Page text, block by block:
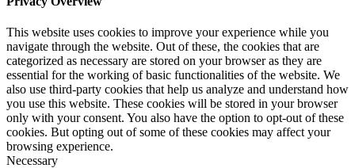
This website uses cookies to improve your experience while you
navigate through the website. Out of these, the cookies that are
categorized as necessary are stored on your browser as they are
essential for the working of basic functionalities of the website. We
also use third-party cookies that help us analyze and understand how
you use this website. These cookies will be stored in your browser
only with your consent. You also have the option to opt-out of these
cookies. But opting out of some of these cookies may affect your
browsing experience.
Necessary